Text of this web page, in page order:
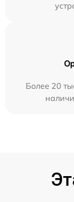
Более 20